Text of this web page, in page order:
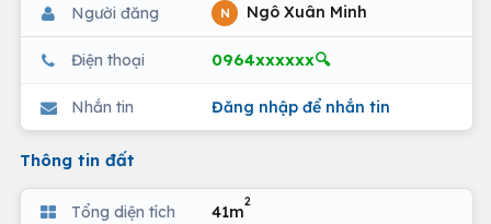
Người đăng N Ngô Xuân Minh
Điện thoại 0964xxxxxx🔍
Nhắn tin Đăng nhập để nhắn tin
Thông tin đất
Tổng diện tích 41m
2